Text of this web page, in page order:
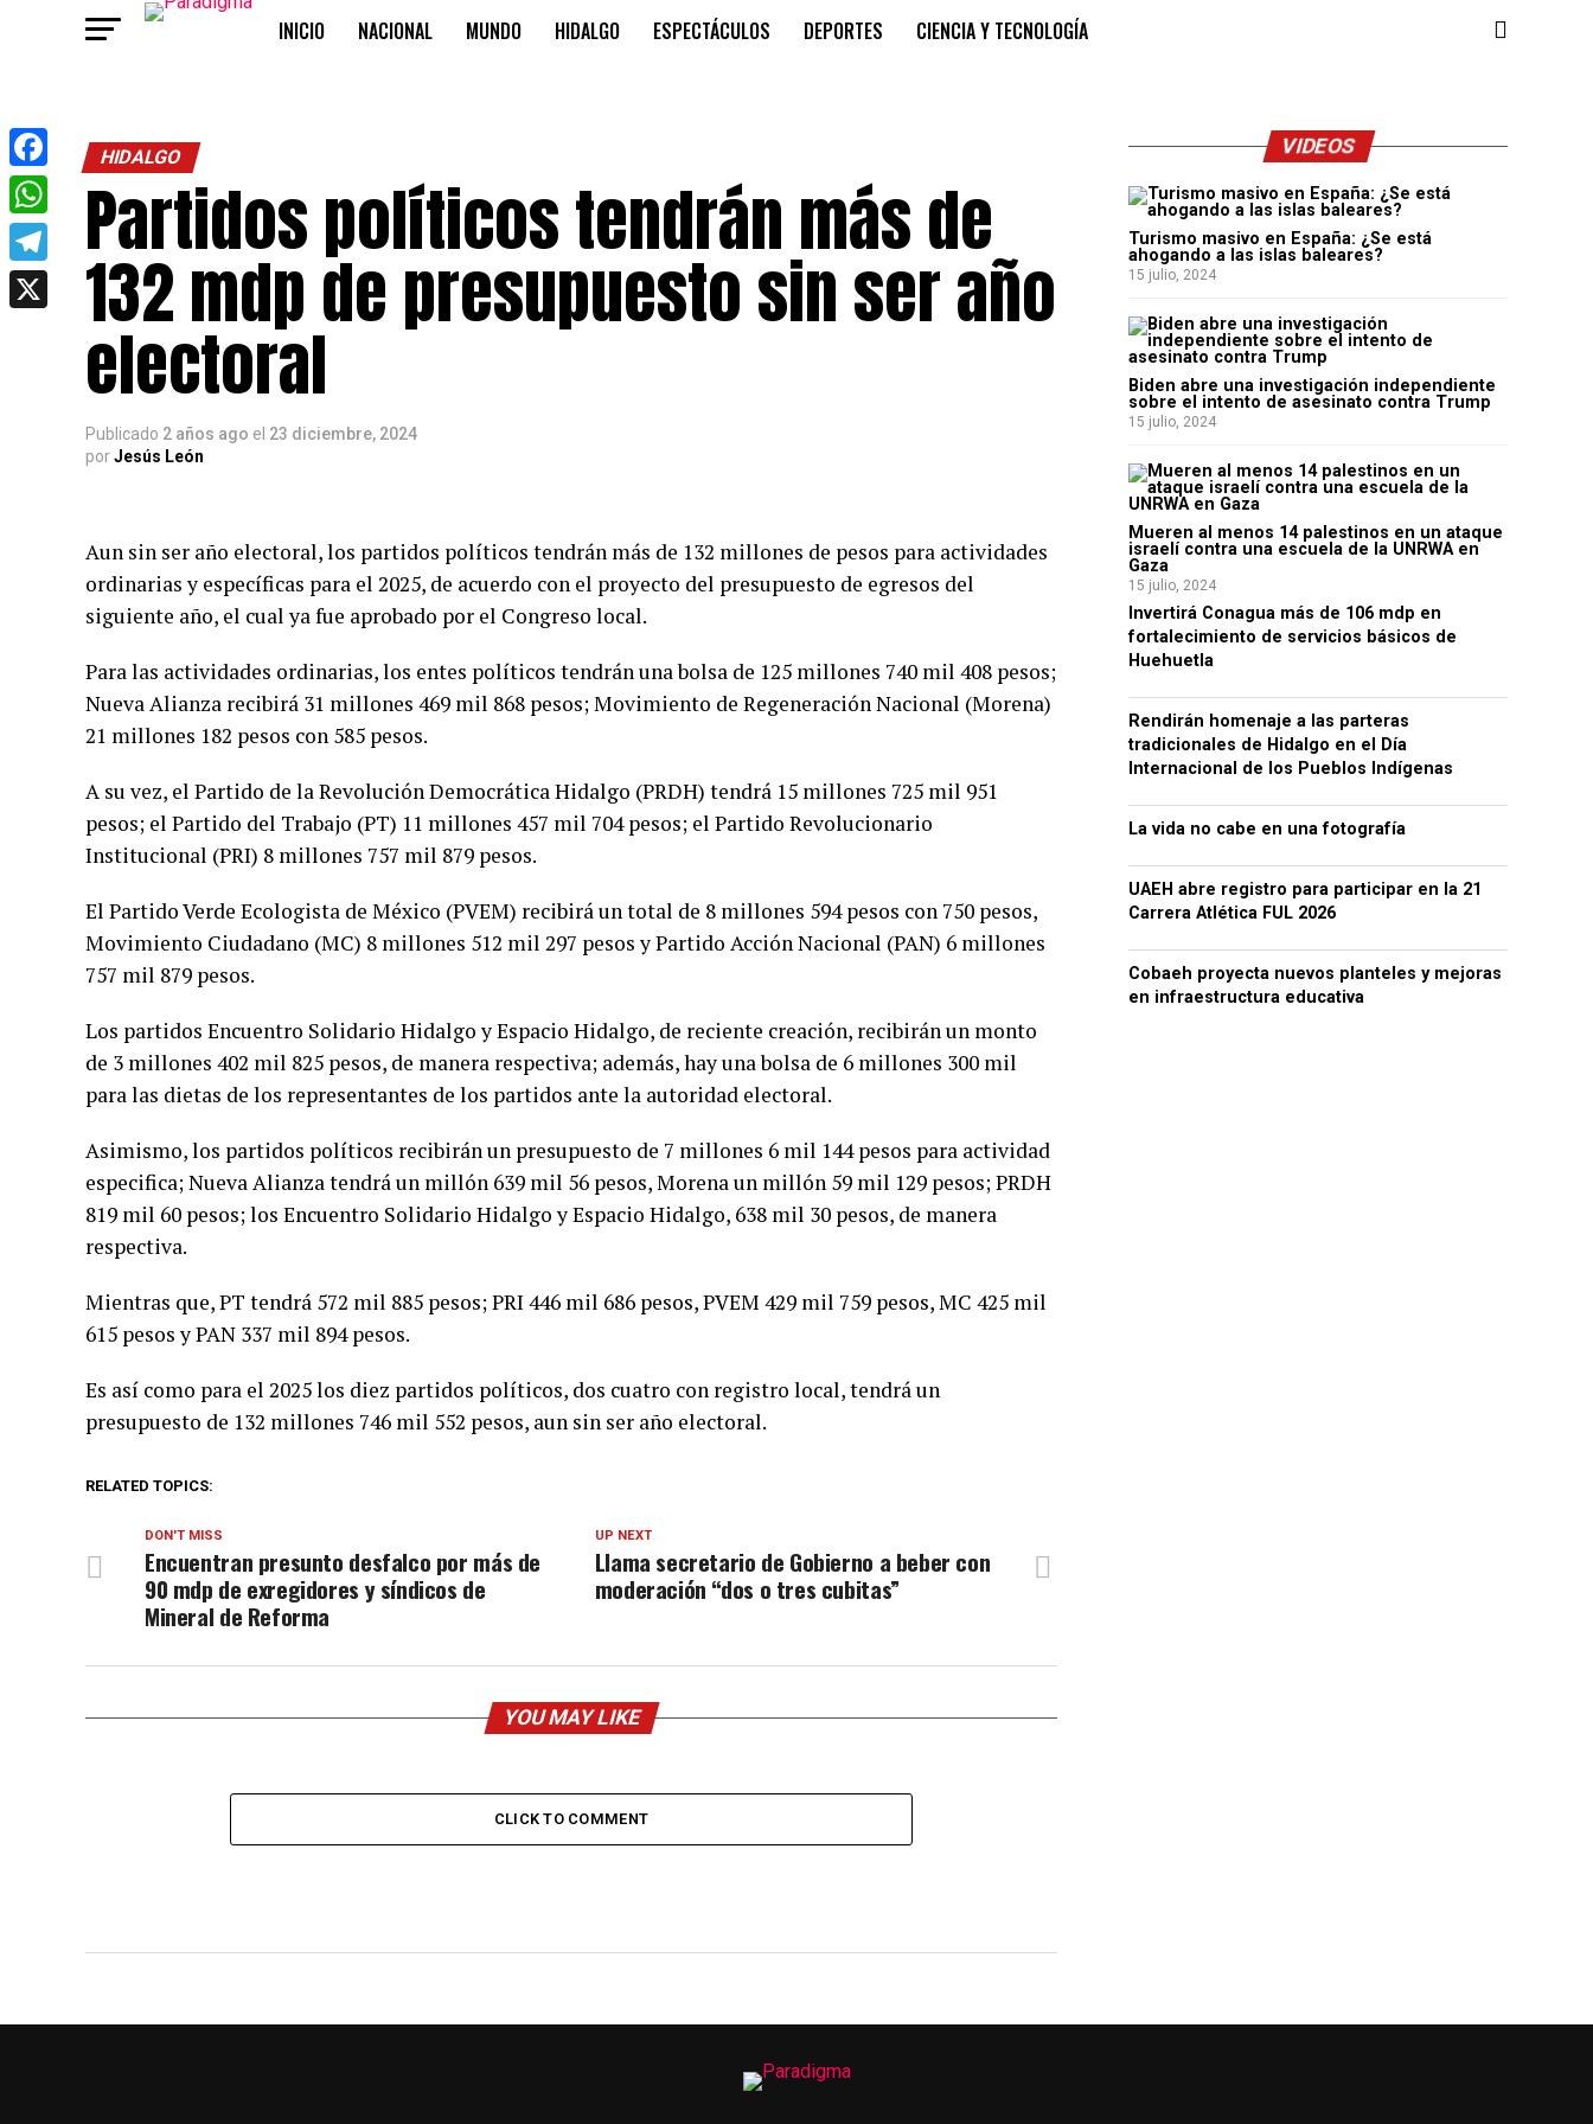
INICIO NACIONAL MUNDO HIDALGO ESPECTÁCULOS DEPORTES CIENCIA Y TECNOLOGÍA
HIDALGO
Partidos políticos tendrán más de
132 mdp de presupuesto sin ser año
electoral
Publicado 2 años ago el 23 diciembre, 2024
porJesús León
Aun sin ser año electoral, los partidos políticos tendrán más de 132 millones de pesos para actividades
ordinarias y específicas para el 2025, de acuerdo con el proyecto del presupuesto de egresos del
siguiente año, el cual ya fue aprobado por el Congreso local.
Para las actividades ordinarias, los entes políticos tendrán una bolsa de 125 millones 740 mil 408 pesos;
Nueva Alianza recibirá 31 millones 469 mil 868 pesos; Movimiento de Regeneración Nacional (Morena)
21 millones 182 pesos con 585 pesos.
A su vez, el Partido de la Revolución Democrática Hidalgo (PRDH) tendrá 15 millones 725 mil 951
pesos; el Partido del Trabajo (PT) 11 millones 457 mil 704 pesos; el Partido Revolucionario
Institucional (PRI) 8 millones 757 mil 879 pesos.
El Partido Verde Ecologista de México (PVEM) recibirá un total de 8 millones 594 pesos con 750 pesos,
Movimiento Ciudadano (MC) 8 millones 512 mil 297 pesos y Partido Acción Nacional (PAN) 6 millones
757 mil 879 pesos.
Los partidos Encuentro Solidario Hidalgo y Espacio Hidalgo, de reciente creación, recibirán un monto
de 3 millones 402 mil 825 pesos, de manera respectiva; además, hay una bolsa de 6 millones 300 mil
para las dietas de los representantes de los partidos ante la autoridad electoral.
Asimismo, los partidos políticos recibirán un presupuesto de 7 millones 6 mil 144 pesos para actividad
especifica; Nueva Alianza tendrá un millón 639 mil 56 pesos, Morena un millón 59 mil 129 pesos; PRDH
819 mil 60 pesos; los Encuentro Solidario Hidalgo y Espacio Hidalgo, 638 mil 30 pesos, de manera
respectiva.
Mientras que, PT tendrá 572 mil 885 pesos; PRI 446 mil 686 pesos, PVEM 429 mil 759 pesos, MC 425 mil
615 pesos y PAN 337 mil 894 pesos.
Es así como para el 2025 los diez partidos políticos, dos cuatro con registro local, tendrá un
presupuesto de 132 millones 746 mil 552 pesos, aun sin ser año electoral.
RELATED TOPICS:
UP NEXT
Llama secretario de Gobierno a beber con
moderación “dos o tres cubitas”
DON'T MISS
Encuentran presunto desfalco por más de
90 mdp de exregidores y síndicos de
Mineral de Reforma
YOU MAY LIKE
CLICK TO COMMENT
VIDEOS
Turismo masivo en España: ¿Se está
ahogando a las islas baleares?
15 julio, 2024
Biden abre una investigación independiente
sobre el intento de asesinato contra Trump
15 julio, 2024
Mueren al menos 14 palestinos en un ataque
israelí contra una escuela de la UNRWA en
Gaza
15 julio, 2024
Invertirá Conagua más de 106 mdp en
fortalecimiento de servicios básicos de
Huehuetla
Rendirán homenaje a las parteras
tradicionales de Hidalgo en el Día
Internacional de los Pueblos Indígenas
La vida no cabe en una fotografía
UAEH abre registro para participar en la 21
Carrera Atlética FUL 2026
Cobaeh proyecta nuevos planteles y mejoras
en infraestructura educativa
Facebook
WhatsApp
Telegram